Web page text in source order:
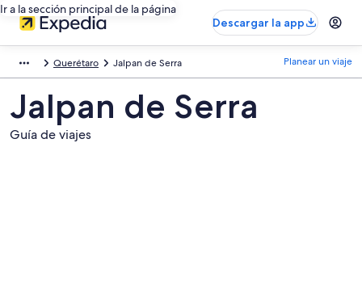
Ir a la sección principal de la página
Descargar la app
Querétaro Jalpan de Serra Planear un viaje
Jalpan de Serra
Guía de viajes